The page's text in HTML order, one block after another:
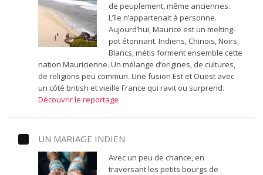
de peuplement, même anciennes.
L’île n’appartenait à personne.
Aujourd’hui, Maurice est un melting-
pot étonnant. Indiens, Chinois, Noirs,
Blancs, métis forment ensemble cette
nation Mauricienne. Un mélange d’origines, de cultures,
de religions peu commun. Une fusion Est et Ouest avec
un côté british et vieille France qui ravit ou surprend.
Découvrir le reportage
UN MARIAGE INDIEN
Avec un peu de chance, en
traversant les petits bourgs de